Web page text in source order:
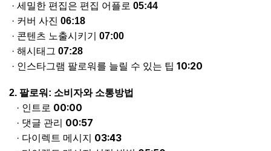
· 세밀한 편집은 편집 어플로 05:44
· 커버 사진 06:18
· 콘텐츠 노출시키기 07:00
· 해시태그 07:28
· 인스타그램 팔로워를 늘릴 수 있는 팁 10:20
2. 팔로워 : 소비자와 소통방법
· 인트로 00:00
· 댓글 관리 00:57
· 다이렉트 메시지 03:43